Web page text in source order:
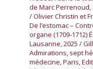
de Marc Perrenoud,
/ Olivier Christin et
De l’estomac –
organe (1709-1712)
Lausanne, 2025 /
Admirations, sept
médecine, Paris,